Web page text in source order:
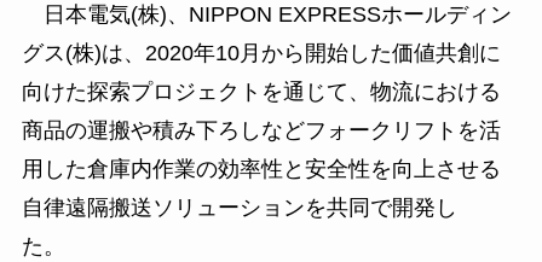
日本電気(株)、NIPPON EXPRESSホールディン
グス(株)は、2020年10月から開始した価値共創に
向けた探索プロジェクトを通じて、物流における
商品の運搬や積み下ろしなどフォークリフトを活
用した倉庫内作業の効率性と安全性を向上させる
自律遠隔搬送ソリューションを共同で開発し
た。